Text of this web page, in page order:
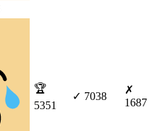
🏆
5351
✓ 7038
✗
1687